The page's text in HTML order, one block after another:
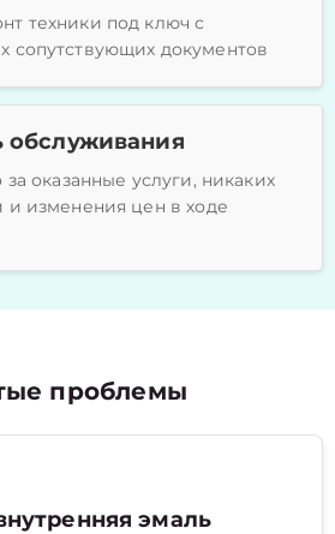
техники под ключ с
сопутствующих документов
обслуживания
оказанные услуги, никаких
и изменения цен в ходе
проблемы
эмаль